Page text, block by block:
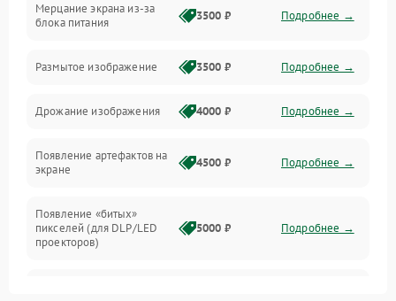
Неисправность управления и интерфейсов
Мерцание экрана из-за
блока питания
3500 ₽ Подробнее →
Размытое изображение 3500 ₽ Подробнее →
Дрожание изображения 4000 ₽ Подробнее →
Появление артефактов на
экране
4500 ₽ Подробнее →
Появление «битых»
пикселей (для DLP/LED
проекторов)
5000 ₽ Подробнее →